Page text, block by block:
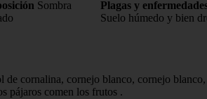
Sombra
Plagas y
Suelo húmedo y bien
cornalina, cornejo blanco, cornejo
pájaros comen los frutos .